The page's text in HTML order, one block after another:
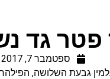
פטר גד
ספטמבר 7, 2017
גבעת השלושה,